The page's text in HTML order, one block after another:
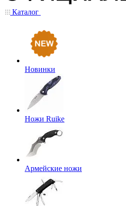
Каталог
Новинки
Ножи Ruike
Армейские ножи